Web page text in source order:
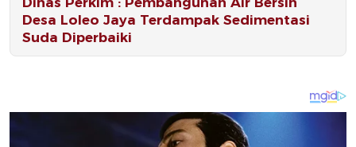
Desa Loleo Jaya Terdampak Sedimentasi
Suda Diperbaiki